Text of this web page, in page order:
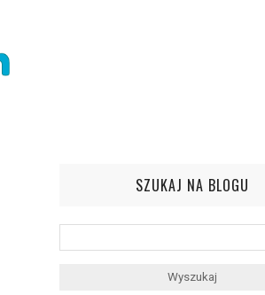
SZUKAJ NA BLOGU